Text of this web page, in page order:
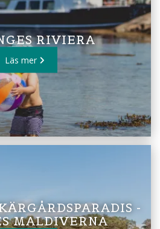
RIVIERA
Läs mer
-
MALDIVERNA